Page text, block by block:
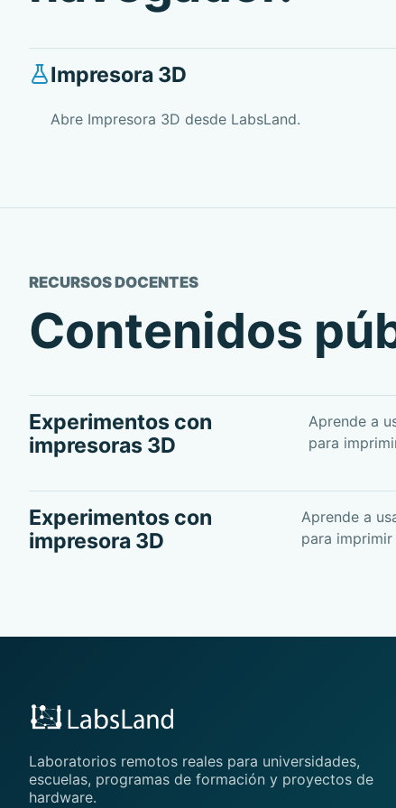
Impresora 3D
Abre Impresora 3D desde LabsLand.
RECURSOS DOCENTES
Contenidos
Experimentos con
impresoras 3D
Aprende a
para
Experimentos con
impresora 3D
Aprende a
para imprimir
Laboratorios remotos reales para universidades,
escuelas, programas de formación y proyectos de
hardware.